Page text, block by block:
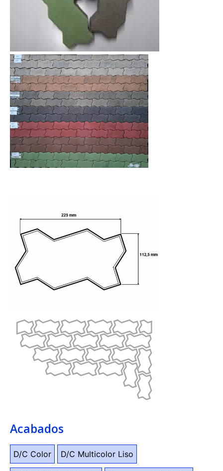
Acabados
D/C Color D/C Multicolor Liso